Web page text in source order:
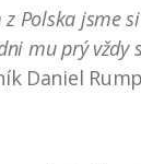
Polska jsme si
mu prý vždy
Daniel